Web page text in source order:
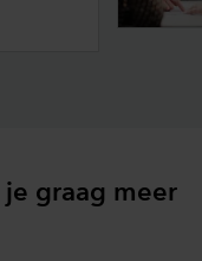
graag meer